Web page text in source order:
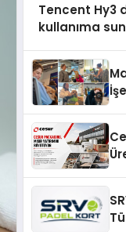
Tencent Hy3
kullanıma